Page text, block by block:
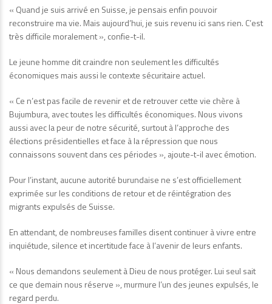
« Quand je suis arrivé en Suisse, je pensais enfin pouvoir
reconstruire ma vie. Mais aujourd’hui, je suis revenu ici sans rien. C’est
très difficile moralement », confie-t-il.
Le jeune homme dit craindre non seulement les difficultés
économiques mais aussi le contexte sécuritaire actuel.
« Ce n’est pas facile de revenir et de retrouver cette vie chère à
Bujumbura, avec toutes les difficultés économiques. Nous vivons
aussi avec la peur de notre sécurité, surtout à l’approche des
élections présidentielles et face à la répression que nous
connaissons souvent dans ces périodes », ajoute-t-il avec émotion.
Pour l’instant, aucune autorité burundaise ne s’est officiellement
exprimée sur les conditions de retour et de réintégration des
migrants expulsés de Suisse.
En attendant, de nombreuses familles disent continuer à vivre entre
inquiétude, silence et incertitude face à l’avenir de leurs enfants.
« Nous demandons seulement à Dieu de nous protéger. Lui seul sait
ce que demain nous réserve », murmure l’un des jeunes expulsés, le
regard perdu.